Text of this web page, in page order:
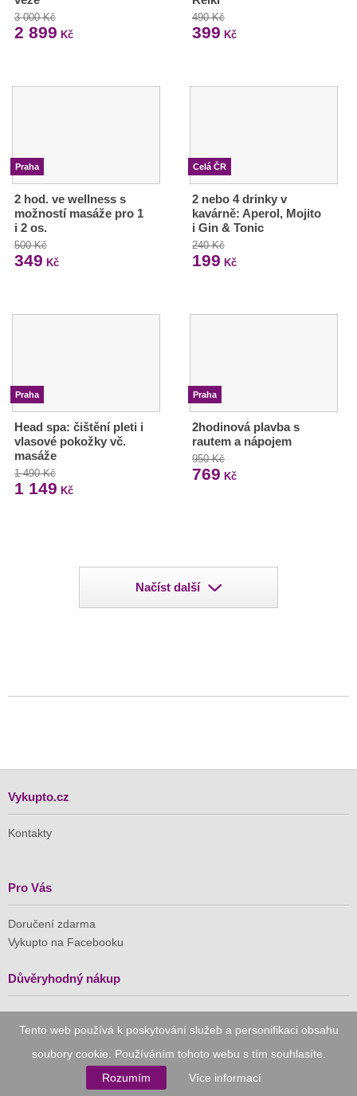
Tento web používá k poskytování služeb a personifikaci obsahu
soubory cookie. Používáním tohoto webu s tím souhlasíte.
Rozumím
Více informací
3 000 Kč
2 899 Kč
490 Kč
399 Kč
Praha
2 hod. ve wellness s
možností masáže pro 1
i 2 os.
500 Kč
349 Kč
Celá ČR
2 nebo 4 drinky v
kavárně: Aperol, Mojito
i Gin & Tonic
240 Kč
199 Kč
Praha
Head spa: čištění pleti i
vlasové pokožky vč.
masáže
1 490 Kč
1 149 Kč
Praha
2hodinová plavba s
rautem a nápojem
950 Kč
769 Kč
Načíst další
Vykupto.cz
Kontakty
Pro Vás
Doručení zdarma
Vykupto na Facebooku
Důvěryhodný nákup
komerci (APEK)